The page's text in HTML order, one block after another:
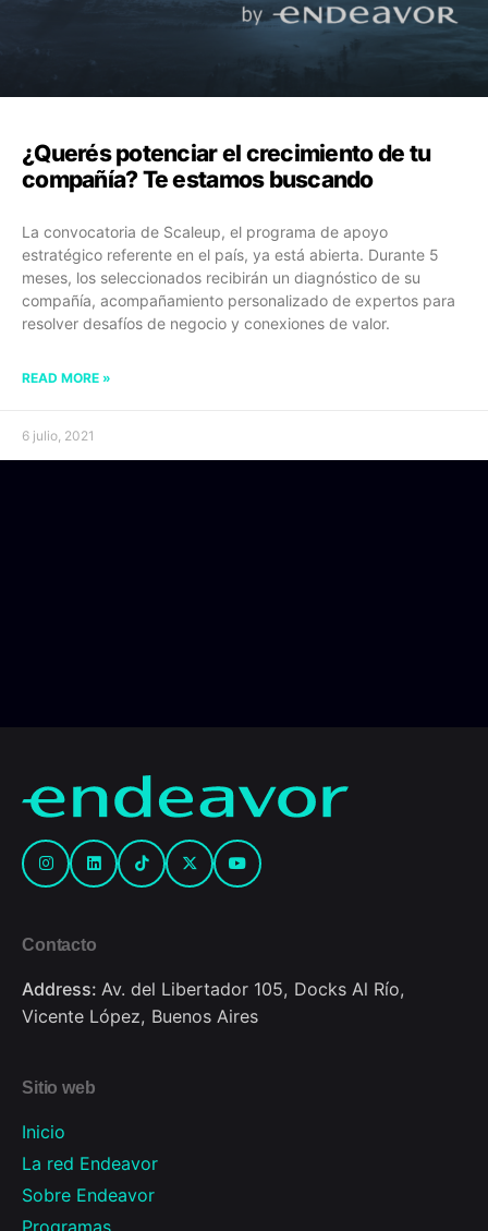
¿Querés potenciar el crecimiento de tu
compañía? Te estamos buscando
La convocatoria de Scaleup, el programa de apoyo
estratégico referente en el país, ya está abierta. Durante 5
meses, los seleccionados recibirán un diagnóstico de su
compañía, acompañamiento personalizado de expertos para
resolver desafíos de negocio y conexiones de valor.
READ MORE »
6 julio, 2021
Contacto
Address: Av. del Libertador 105, Docks Al Río,
Vicente López, Buenos Aires
Sitio web
Inicio
La red Endeavor
Sobre Endeavor